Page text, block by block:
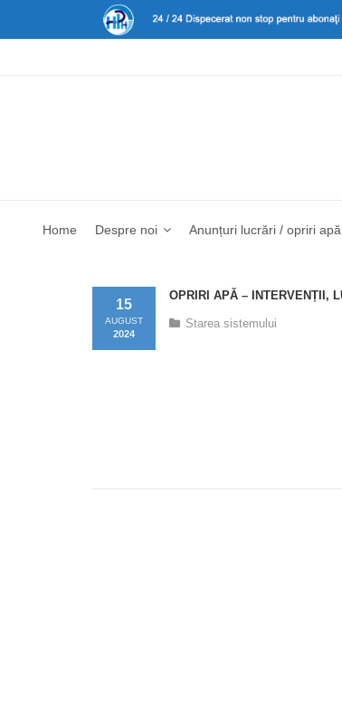
Home Despre noi Anunțuri lucrări / opriri apă
OPRIRI APĂ – INTERVENȚII,
15
AUGUST
2024
Starea sistemului